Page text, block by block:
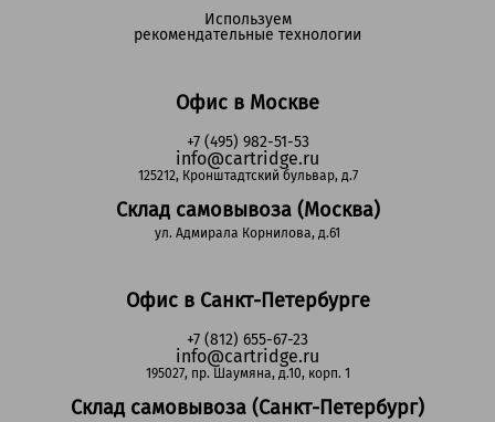
Офис в Москве
+7 (495) 982-51-53
info@cartridge.ru
125212, Кронштадтский бульвар, д.7
Склад самовывоза (Москва)
ул. Адмирала Корнилова, д.61
Офис в Санкт-Петербурге
+7 (812) 655-67-23
info@cartridge.ru
195027, пр. Шаумяна, д.10, корп. 1
Склад самовывоза (Санкт-Петербург)
Используем
рекомендательные технологии